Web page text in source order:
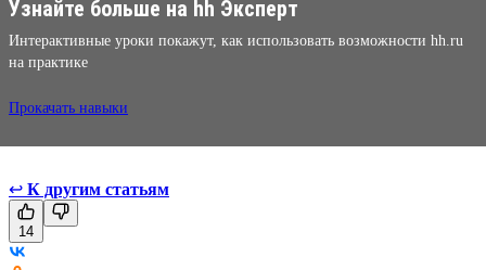
Узнайте больше на hh Эксперт
Интерактивные уроки покажут, как использовать возможности hh.ru
на практике
Прокачать навыки
↩ К другим статьям
14